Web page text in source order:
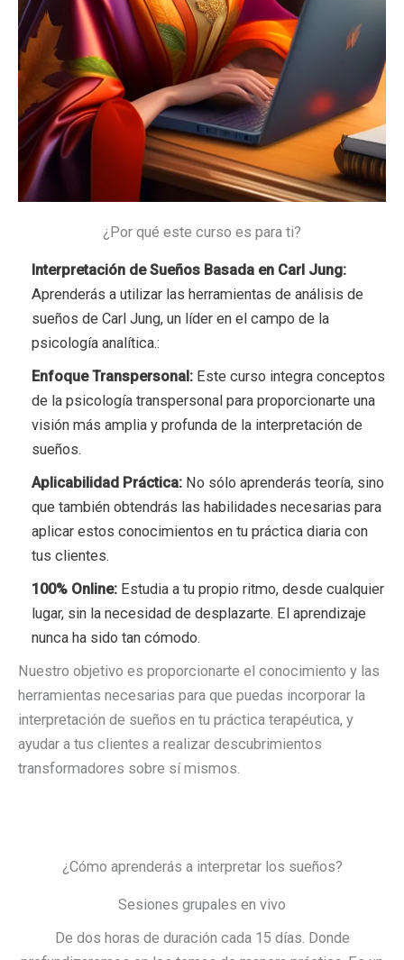
¿Por qué este curso es para ti?
Interpretación de Sueños Basada en Carl Jung:
Aprenderás a utilizar las herramientas de análisis de
sueños de Carl Jung, un líder en el campo de la
psicología analítica.:
Enfoque Transpersonal: Este curso integra conceptos
de la psicología transpersonal para proporcionarte una
visión más amplia y profunda de la interpretación de
sueños.
Aplicabilidad Práctica: No sólo aprenderás teoría, sino
que también obtendrás las habilidades necesarias para
aplicar estos conocimientos en tu práctica diaria con
tus clientes.
100% Online: Estudia a tu propio ritmo, desde cualquier
lugar, sin la necesidad de desplazarte. El aprendizaje
nunca ha sido tan cómodo.
Nuestro objetivo es proporcionarte el conocimiento y las
herramientas necesarias para que puedas incorporar la
interpretación de sueños en tu práctica terapéutica, y
ayudar a tus clientes a realizar descubrimientos
transformadores sobre sí mismos.
¿Cómo aprenderás a interpretar los sueños?
Sesiones grupales en vivo
De dos horas de duración cada 15 días. Donde